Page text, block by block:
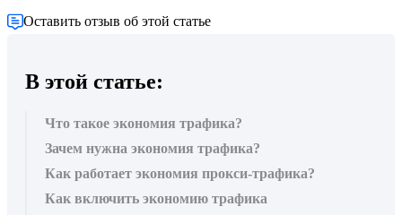
Оставить отзыв об этой статье
В этой статье:
Что такое экономия трафика?
Зачем нужна экономия трафика?
Как работает экономия прокси-трафика?
Как включить экономию трафика